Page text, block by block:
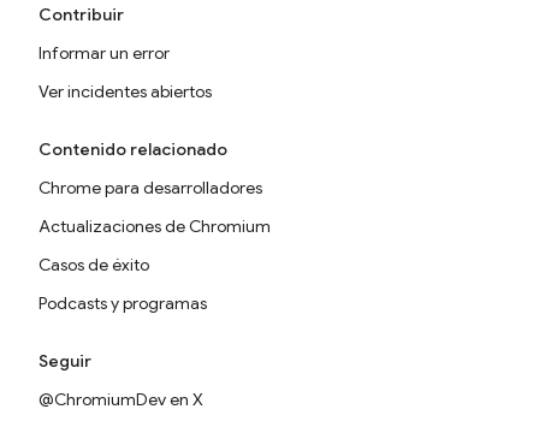
Contribuir
Informar un error
Ver incidentes abiertos
Contenido relacionado
Chrome para desarrolladores
Actualizaciones de Chromium
Casos de éxito
Podcasts y programas
Seguir
@ChromiumDev en X